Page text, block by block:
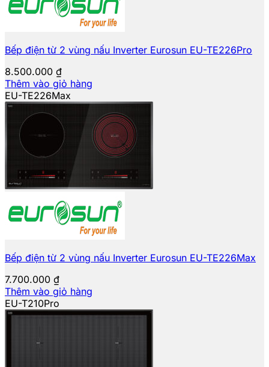
Bếp điện từ 2 vùng nấu Inverter Eurosun EU-TE226Pro
8.500.000 ₫
Thêm vào giỏ hàng
EU-TE226Max
Bếp điện từ 2 vùng nấu Inverter Eurosun EU-TE226Max
7.700.000 ₫
Thêm vào giỏ hàng
EU-T210Pro